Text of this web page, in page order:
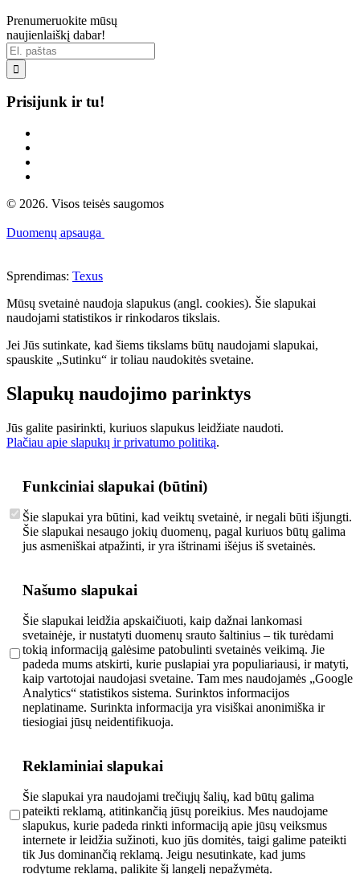
Prenumeruokite mūsų
naujienlaiškį dabar!

Prisijunk ir tu!
© 2026. Visos teisės saugomos
Duomenų apsauga
Sprendimas: Texus
Mūsų svetainė naudoja slapukus (angl. cookies). Šie slapukai
naudojami statistikos ir rinkodaros tikslais.
Jei Jūs sutinkate, kad šiems tikslams būtų naudojami slapukai,
spauskite „Sutinku“ ir toliau naudokitės svetaine.
Slapukų naudojimo parinktys
Jūs galite pasirinkti, kuriuos slapukus leidžiate naudoti.
Plačiau apie slapukų ir privatumo politiką.
Funkciniai slapukai (būtini)
Šie slapukai yra būtini, kad veiktų svetainė, ir negali būti išjungti.
Šie slapukai nesaugo jokių duomenų, pagal kuriuos būtų galima
jus asmeniškai atpažinti, ir yra ištrinami išėjus iš svetainės.
Našumo slapukai
Šie slapukai leidžia apskaičiuoti, kaip dažnai lankomasi
svetainėje, ir nustatyti duomenų srauto šaltinius – tik turėdami
tokią informaciją galėsime patobulinti svetainės veikimą. Jie
padeda mums atskirti, kurie puslapiai yra populiariausi, ir matyti,
kaip vartotojai naudojasi svetaine. Tam mes naudojamės „Google
Analytics“ statistikos sistema. Surinktos informacijos
neplatiname. Surinkta informacija yra visiškai anonimiška ir
tiesiogiai jūsų neidentifikuoja.
Reklaminiai slapukai
Šie slapukai yra naudojami trečiųjų šalių, kad būtų galima
pateikti reklamą, atitinkančią jūsų poreikius. Mes naudojame
slapukus, kurie padeda rinkti informaciją apie jūsų veiksmus
internete ir leidžia sužinoti, kuo jūs domitės, taigi galime pateikti
tik Jus dominančią reklamą. Jeigu nesutinkate, kad jums
rodytume reklamą, palikite šį langelį nepažymėtą.